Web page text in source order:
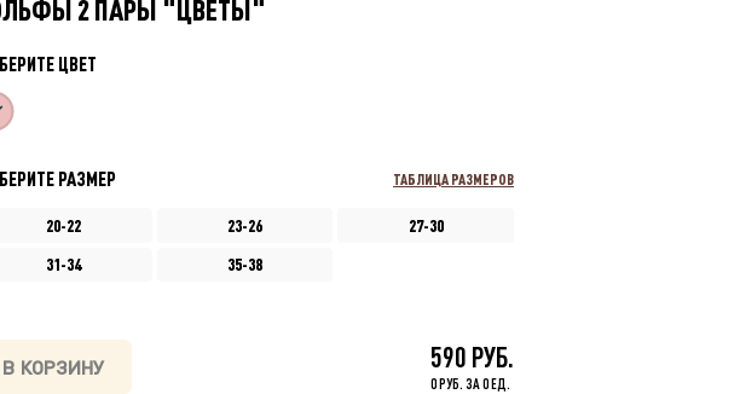
2 ПАРЫ "ЦВЕТЫ"
ЦВЕТ
РАЗМЕР ТАБЛИЦА РАЗМЕРОВ
20-22 23-26
27-30
31-34
35-38
В КОРЗИНУ 590 РУБ.
0 РУБ. ЗА 0 ЕД.